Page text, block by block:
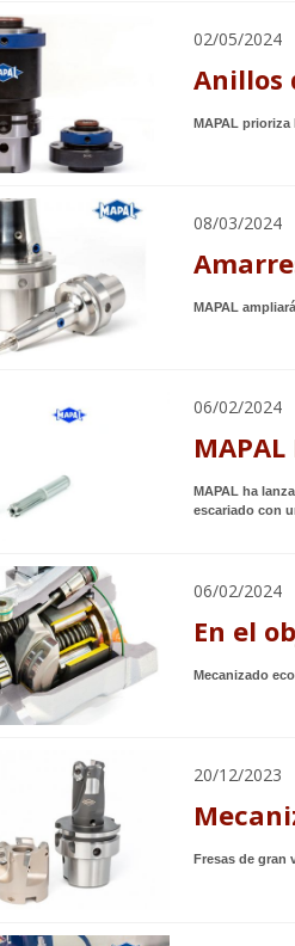
02/05/2024
Anillos
MAPAL
08/03/2024
MAPAL
06/02/2024
MAPAL ha
escariado con
06/02/2024
En el
Mecanizado
20/12/2023
Fresas de gran